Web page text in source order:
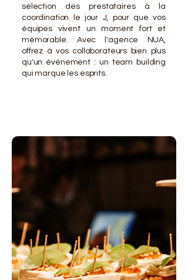
sélection des prestataires à la
coordination le jour J, pour que vos
équipes vivent un moment fort et
mémorable. Avec l'agence NUA,
offrez à vos collaborateurs bien plus
qu'un événement : un team building
qui marque les esprits.